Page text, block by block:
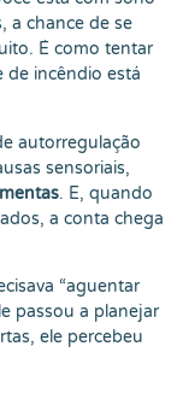
a chance de se
É como tentar
de incêndio está
autorregulação
sensoriais,
. E, quando
a conta chega
“aguentar
passou a planejar
ele percebeu